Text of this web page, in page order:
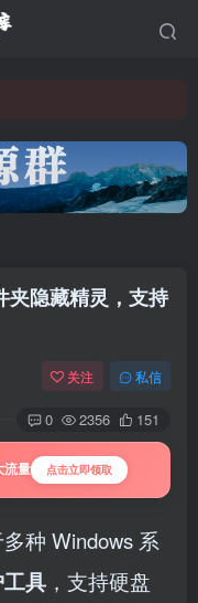
夹隐藏精灵，支持
关注 私信
0 2356 151
流量 点击立即领取
种 Windows 系
具 ，支持硬盘